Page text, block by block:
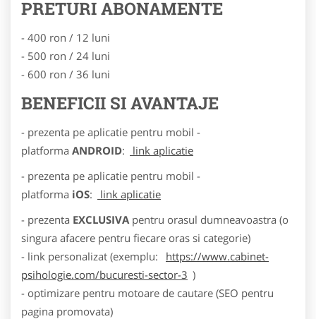
PRETURI ABONAMENTE
- 400 ron / 12 luni
- 500 ron / 24 luni
- 600 ron / 36 luni
BENEFICII SI AVANTAJE
- prezenta pe aplicatie pentru mobil -
platforma ANDROID:
link aplicatie
- prezenta pe aplicatie pentru mobil -
platforma iOS:
link aplicatie
- prezenta EXCLUSIVA pentru orasul dumneavoastra (o
singura afacere pentru fiecare oras si categorie)
- link personalizat (exemplu:
https://www.cabinet-
psihologie.com/bucuresti-sector-3 )
- optimizare pentru motoare de cautare (SEO pentru
pagina promovata)